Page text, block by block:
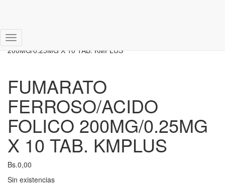
Cambiar
modo
Inicio
200MG/0.25MG X 10 TAB. KMPLUS
FUMARATO
FERROSO/ACIDO
FOLICO 200MG/0.25MG
X 10 TAB. KMPLUS
Bs.0,00
Sin existencias